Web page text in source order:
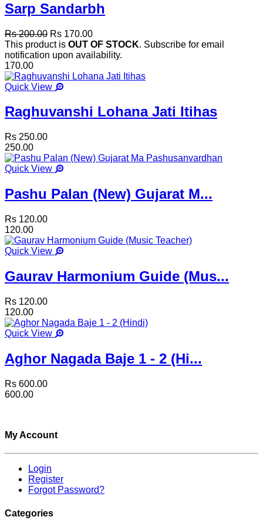
Sarp Sandarbh
Rs 200.00 Rs 170.00
This product is OUT OF STOCK. Subscribe for email
notification upon availability.
170.00
Quick View
Raghuvanshi Lohana Jati Itihas
Rs 250.00
250.00
Quick View
Pashu Palan (New) Gujarat M...
Rs 120.00
120.00
Quick View
Gaurav Harmonium Guide (Mus...
Rs 120.00
120.00
Quick View
Aghor Nagada Baje 1 - 2 (Hi...
Rs 600.00
600.00
My Account
Login
Register
Forgot Password?
Categories